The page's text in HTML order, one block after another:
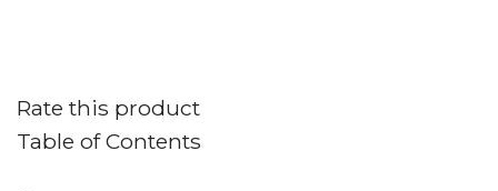
Rate this product
Table of Contents